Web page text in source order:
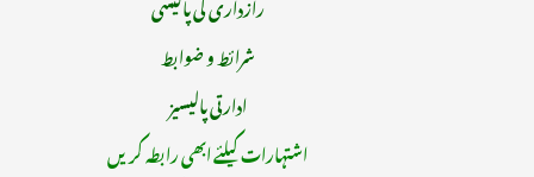
شرائط و ضوابط
ادارتی پالیسیز
اشتہارات کیلئے ابھی رابطہ کریں